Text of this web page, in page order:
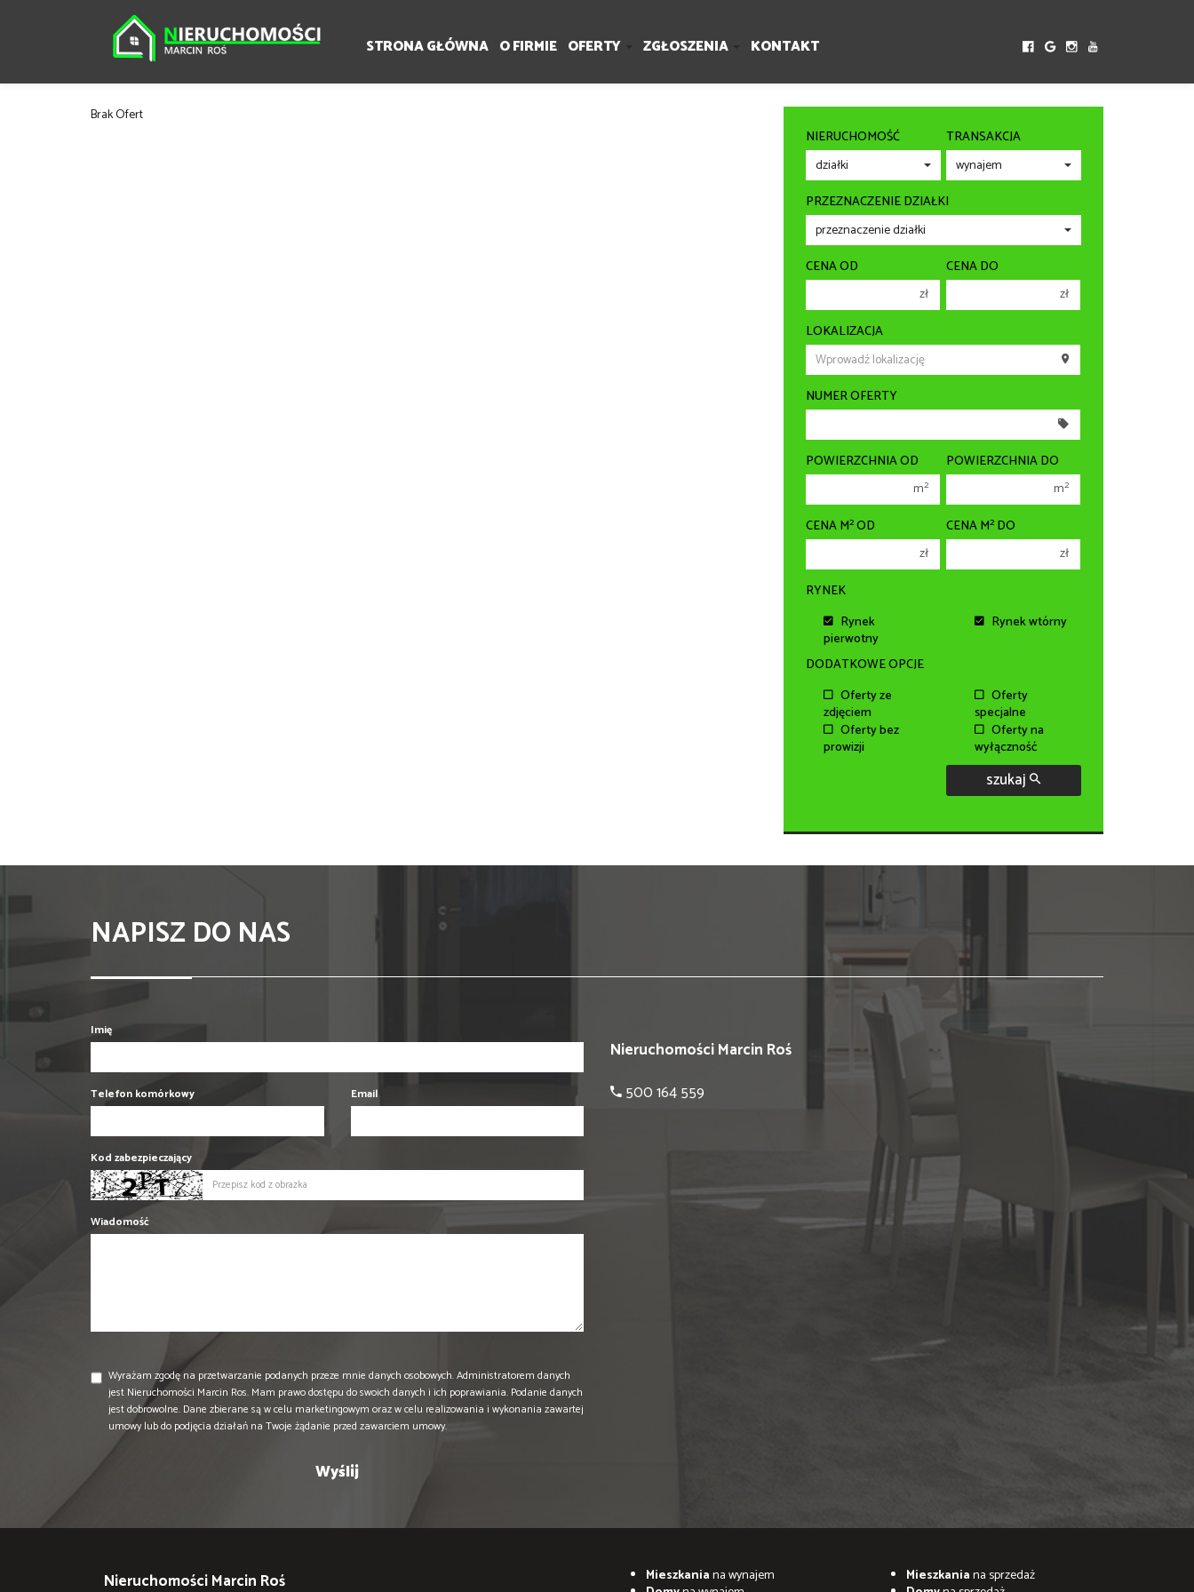
STRONA GŁÓWNA O FIRMIE OFERTY ZGŁOSZENIA KONTAKT
Brak Ofert
NIERUCHOMOŚĆ
TRANSAKCJA
PRZEZNACZENIE DZIAŁKI
CENA OD
zł
200 000 zł
250 000 zł
300 000 zł
400 000 zł
CENA DO
zł
200 000 zł
250 000 zł
400 000 zł
LOKALIZACJA
NUMER OFERTY
POWIERZCHNIA OD
m2
POWIERZCHNIA DO
m2
CENA M2OD
zł
CENA M2DO
zł
RYNEK
Rynek
pierwotny
Rynek wtórny
DODATKOWE OPCJE
Oferty ze
zdjęciem
Oferty
specjalne
Oferty bez
prowizji
Oferty na
wyłączność
szukaj
NAPISZ DO NAS
Imię
Telefon komórkowy Email
Kod zabezpieczający
Wiadomość
Wyrażam zgodę na przetwarzanie podanych przeze mnie danych osobowych. Administratorem danych
jest Nieruchomości Marcin Ros. Mam prawo dostępu do swoich danych i ich poprawiania. Podanie danych
jest dobrowolne. Dane zbierane są w celu marketingowym oraz w celu realizowania i wykonania zawartej
umowy lub do podjęcia działań na Twoje żądanie przed zawarciem umowy.
Nieruchomości Marcin Roś
500 164 559
Nieruchomości Marcin Roś
Mieszkaniana wynajem
Mieszkaniana sprzedaż